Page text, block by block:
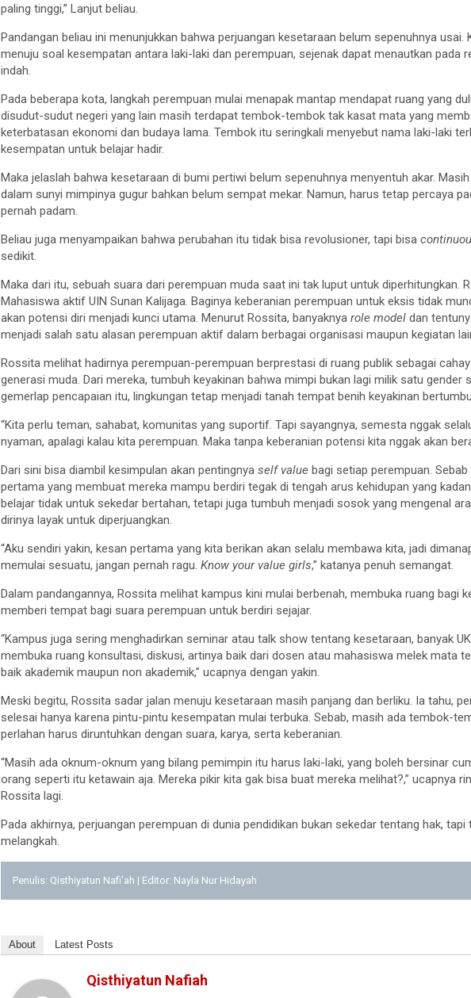
paling tinggi,” Lanjut beliau.
Pandangan beliau ini menunjukkan bahwa perjuangan kesetaraan belum sepenuhnya usai.
menuju soal kesempatan antara laki-laki dan perempuan, sejenak dapat menautkan pada
indah.
Pada beberapa kota, langkah perempuan mulai menapak mantap mendapat ruang yang
disudut-sudut negeri yang lain masih terdapat tembok-tembok tak kasat mata yang
keterbatasan ekonomi dan budaya lama. Tembok itu seringkali menyebut nama laki-laki
kesempatan untuk belajar hadir.
Maka jelaslah bahwa kesetaraan di bumi pertiwi belum sepenuhnya menyentuh akar.
dalam sunyi mimpinya gugur bahkan belum sempat mekar. Namun, harus tetap percaya
pernah padam.
Beliau juga menyampaikan bahwa perubahan itu tidak bisa revolusioner, tapi bisa
sedikit.
Maka dari itu, sebuah suara dari perempuan muda saat ini tak luput untuk diperhitungkan.
Mahasiswa aktif UIN Sunan Kalijaga. Baginya keberanian perempuan untuk eksis tidak
akan potensi diri menjadi kunci utama. Menurut Rossita, banyaknyarole modeldan
menjadi salah satu alasan perempuan aktif dalam berbagai organisasi maupun kegiatan
Rossita melihat hadirnya perempuan-perempuan berprestasi di ruang publik sebagai
generasi muda. Dari mereka, tumbuh keyakinan bahwa mimpi bukan lagi milik satu gender
gemerlap pencapaian itu, lingkungan tetap menjadi tanah tempat benih keyakinan
“Kita perlu teman, sahabat, komunitas yang suportif. Tapi sayangnya, semesta nggak
nyaman, apalagi kalau kita perempuan. Maka tanpa keberanian potensi kita nggak akan
Dari sini bisa diambil kesimpulan akan pentingnyaself value bagi setiap perempuan.
pertama yang membuat mereka mampu berdiri tegak di tengah arus kehidupan yang
belajar tidak untuk sekedar bertahan, tetapi juga tumbuh menjadi sosok yang mengenal
dirinya layak untuk diperjuangkan.
“Aku sendiri yakin, kesan pertama yang kita berikan akan selalu membawa kita, jadi
memulai sesuatu, jangan pernah ragu.Know your value girls,” katanya penuh semangat.
Dalam pandangannya, Rossita melihat kampus kini mulai berbenah, membuka ruang bagi
memberi tempat bagi suara perempuan untuk berdiri sejajar.
“Kampus juga sering menghadirkan seminar atau talk show tentang kesetaraan, banyak
membuka ruang konsultasi, diskusi, artinya baik dari dosen atau mahasiswa melek mata
baik akademik maupun non akademik,” ucapnya dengan yakin.
Meski begitu, Rossita sadar jalan menuju kesetaraan masih panjang dan berliku. Ia tahu,
selesai hanya karena pintu-pintu kesempatan mulai terbuka. Sebab, masih ada tembok-
perlahan harus diruntuhkan dengan suara, karya, serta keberanian.
“Masih ada oknum-oknum yang bilang pemimpin itu harus laki-laki, yang boleh bersinar
orang seperti itu ketawain aja. Mereka pikir kita gak bisa buat mereka melihat?,” ucapnya
Rossita lagi.
Pada akhirnya, perjuangan perempuan di dunia pendidikan bukan sekedar tentang hak,
melangkah.
Penulis: Qisthiyatun Nafi’ah | Editor: Nayla Nur Hidayah
About Latest Posts
Qisthiyatun Nafiah